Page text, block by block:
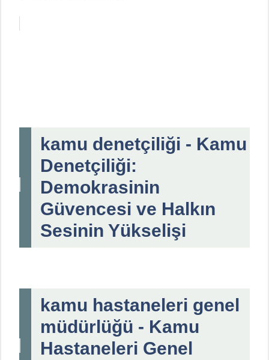
kamu denetçiliği - Kamu
Denetçiliği:
Demokrasinin
Güvencesi ve Halkın
Sesinin Yükselişi
kamu hastaneleri genel
müdürlüğü - Kamu
Hastaneleri Genel